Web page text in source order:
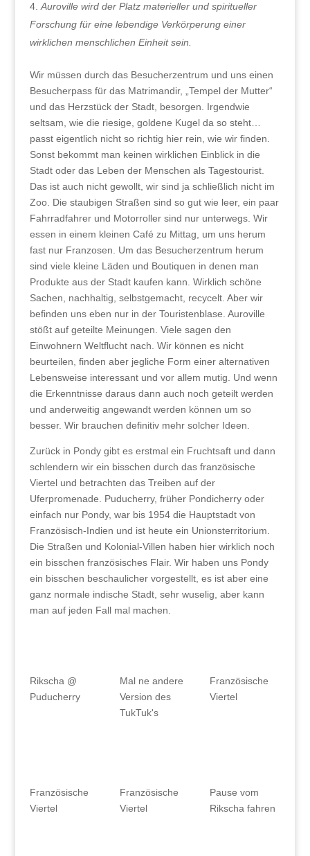
Auroville wird der Platz materieller und spiritueller
Forschung für eine lebendige Verkörperung einer
wirklichen menschlichen Einheit sein.
Wir müssen durch das Besucherzentrum und uns einen
Besucherpass für das Matrimandir, „Tempel der Mutter“
und das Herzstück der Stadt, besorgen. Irgendwie
seltsam, wie die riesige, goldene Kugel da so steht…
passt eigentlich nicht so richtig hier rein, wie wir finden.
Sonst bekommt man keinen wirklichen Einblick in die
Stadt oder das Leben der Menschen als Tagestourist.
Das ist auch nicht gewollt, wir sind ja schließlich nicht im
Zoo. Die staubigen Straßen sind so gut wie leer, ein paar
Fahrradfahrer und Motorroller sind nur unterwegs. Wir
essen in einem kleinen Café zu Mittag, um uns herum
fast nur Franzosen. Um das Besucherzentrum herum
sind viele kleine Läden und Boutiquen in denen man
Produkte aus der Stadt kaufen kann. Wirklich schöne
Sachen, nachhaltig, selbstgemacht, recycelt. Aber wir
befinden uns eben nur in der Touristenblase. Auroville
stößt auf geteilte Meinungen. Viele sagen den
Einwohnern Weltflucht nach. Wir können es nicht
beurteilen, finden aber jegliche Form einer alternativen
Lebensweise interessant und vor allem mutig. Und wenn
die Erkenntnisse daraus dann auch noch geteilt werden
und anderweitig angewandt werden können um so
besser. Wir brauchen definitiv mehr solcher Ideen.
Zurück in Pondy gibt es erstmal ein Fruchtsaft und dann
schlendern wir ein bisschen durch das französische
Viertel und betrachten das Treiben auf der
Uferpromenade. Puducherry, früher Pondicherry oder
einfach nur Pondy, war bis 1954 die Hauptstadt von
Französisch-Indien und ist heute ein Unionsterritorium.
Die Straßen und Kolonial-Villen haben hier wirklich noch
ein bisschen französisches Flair. Wir haben uns Pondy
ein bisschen beschaulicher vorgestellt, es ist aber eine
ganz normale indische Stadt, sehr wuselig, aber kann
man auf jeden Fall mal machen.
Rikscha @
Puducherry
Mal ne andere
Version des
TukTuk's
Französische
Viertel
Französische
Viertel
Französische
Viertel
Pause vom
Rikscha fahren